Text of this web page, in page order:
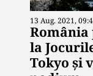
13 Aug. 2021,
la
Tokyo și